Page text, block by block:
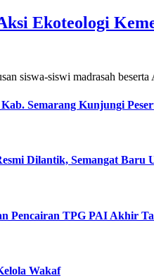
Ekoteologi
siswa-siswi madrasah
Semarang Kunjungi
Dilantik, Semangat Baru
Pencairan TPG PAI Akhir
Wakaf